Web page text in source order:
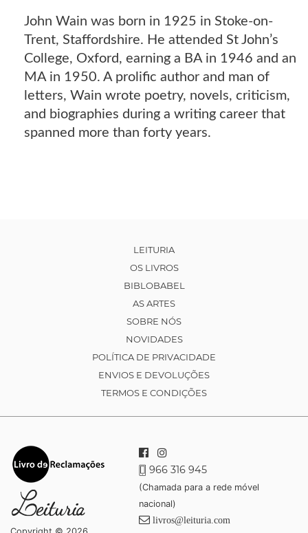
John Wain was born in 1925 in Stoke-on-
Trent, Staffordshire. He attended St John’s
College, Oxford, earning a BA in 1946 and an
MA in 1950. A prolific author and man of
letters, Wain wrote poetry, novels, criticism,
and biographies during a writing career that
spanned more than forty years.
LEITURIA
OS LIVROS
BIBLOBABEL
AS ARTES
SOBRE NÓS
NOVIDADES
POLÍTICA DE PRIVACIDADE
ENVIOS E DEVOLUÇÕES
TERMOS E CONDIÇÕES
966 316 945
(Chamada para a rede móvel
nacional)
livros@leituria.com